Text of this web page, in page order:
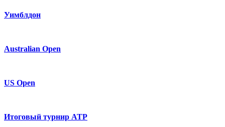
Уимблдон
Australian Open
US Open
Итоговый турнир ATP